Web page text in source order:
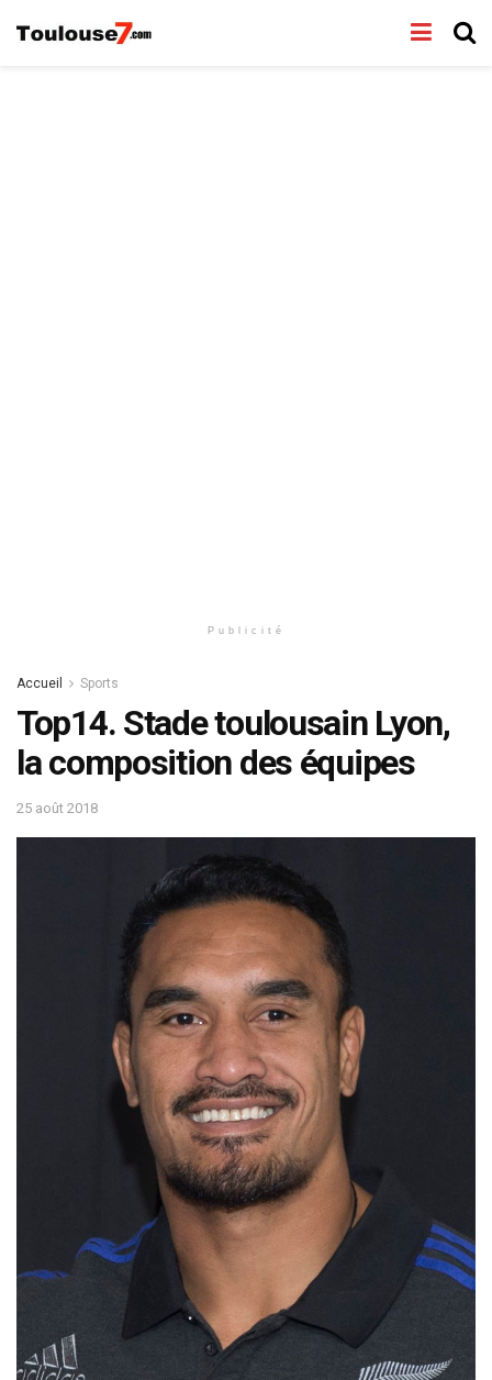
Publicité
Accueil Sports
Top14. Stade toulousain Lyon,
la composition des équipes
25 août 2018